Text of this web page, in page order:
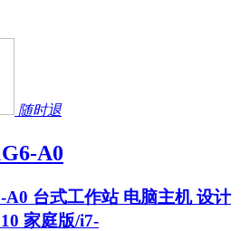
随时退
A0
A0 台式工作站 电脑主机 设计
家庭版/i7-